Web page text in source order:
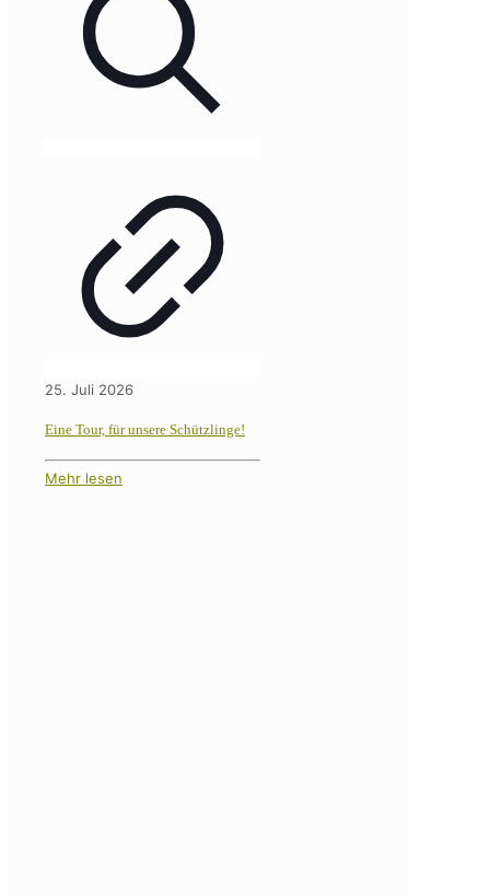
25. Juli 2026
Eine Tour, für unsere Schützlinge!
Mehr lesen